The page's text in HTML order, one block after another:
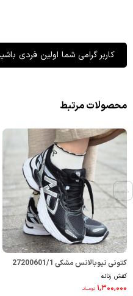
کاربر گرامی شما اولین فردی
محصولات مرتبط
کتونی نیوبالانس مشکی 27200601/1
کفش زنانه
۱,۳۰۰,۰۰۰ تومــانـ